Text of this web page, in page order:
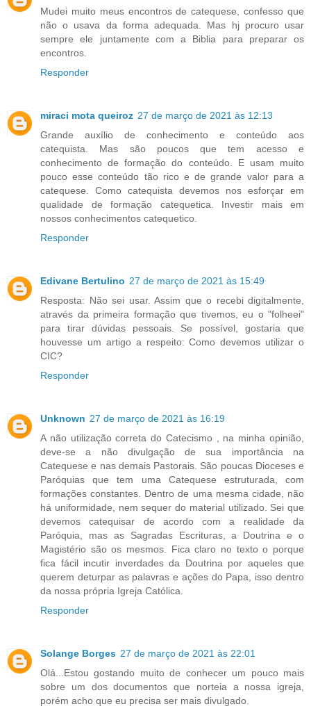
Mudei muito meus encontros de catequese, confesso que
não o usava da forma adequada. Mas hj procuro usar
sempre ele juntamente com a Biblia para preparar os
encontros.
Responder
miraci mota queiroz 27 de março de 2021 às 12:13
Grande auxílio de conhecimento e conteúdo aos
catequista. Mas são poucos que tem acesso e
conhecimento de formação do conteúdo. E usam muito
pouco esse conteúdo tão rico e de grande valor para a
catequese. Como catequista devemos nos esforçar em
qualidade de formação catequetica. Investir mais em
nossos conhecimentos catequetico.
Responder
Edivane Bertulino 27 de março de 2021 às 15:49
Resposta: Não sei usar. Assim que o recebi digitalmente,
através da primeira formação que tivemos, eu o "folheei"
para tirar dúvidas pessoais. Se possível, gostaria que
houvesse um artigo a respeito: Como devemos utilizar o
CIC?
Responder
Unknown 27 de março de 2021 às 16:19
A não utilização correta do Catecismo , na minha opinião,
deve-se a não divulgação de sua importância na
Catequese e nas demais Pastorais. São poucas Dioceses e
Paróquias que tem uma Catequese estruturada, com
formações constantes. Dentro de uma mesma cidade, não
há uniformidade, nem sequer do material utilizado. Sei que
devemos catequisar de acordo com a realidade da
Paróquia, mas as Sagradas Escrituras, a Doutrina e o
Magistério são os mesmos. Fica claro no texto o porque
fica fácil incutir inverdades da Doutrina por aqueles que
querem deturpar as palavras e ações do Papa, isso dentro
da nossa própria Igreja Católica.
Responder
Solange Borges 27 de março de 2021 às 22:01
Olá...Estou gostando muito de conhecer um pouco mais
sobre um dos documentos que norteia a nossa igreja,
porém acho que eu precisa ser mais divulgado.